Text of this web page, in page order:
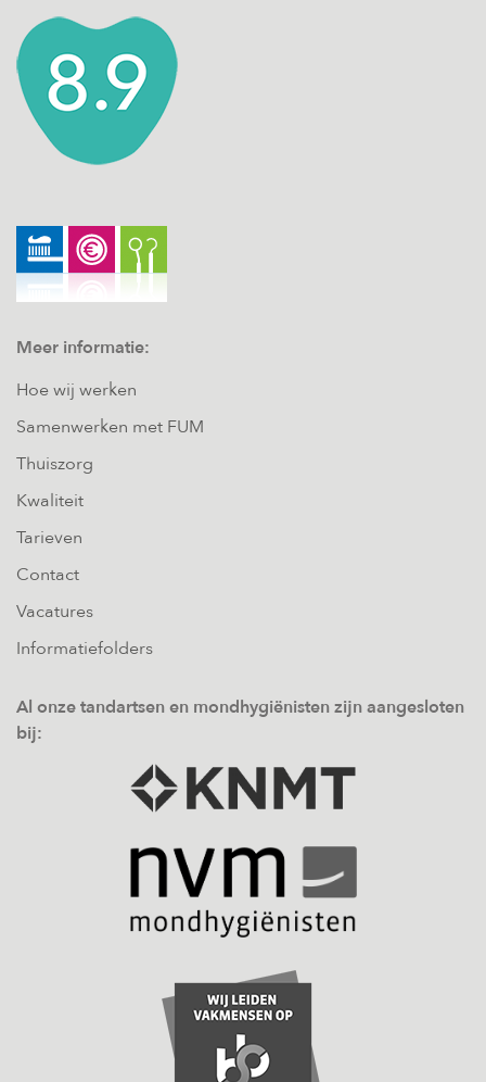
Meer informatie:
Hoe wij werken
Samenwerken met FUM
Thuiszorg
Kwaliteit
Tarieven
Contact
Vacatures
Informatiefolders
Al onze tandartsen en mondhygiënisten zijn aangesloten
bij: